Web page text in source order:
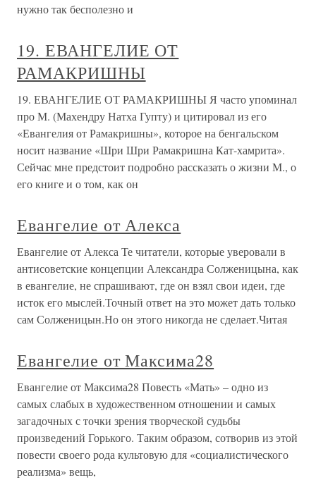
нужно так бесполезно и
19. ЕВАНГЕЛИЕ ОТ
РАМАКРИШНЫ
19. ЕВАНГЕЛИЕ ОТ РАМАКРИШНЫ Я часто упоминал
про М. (Махендру Натха Гупту) и цитировал из его
«Евангелия от Рамакришны», которое на бенгальском
носит название «Шри Шри Рамакришна Кат-хамрита».
Сейчас мне предстоит подробно рассказать о жизни М., о
его книге и о том, как он
Евангелие от Алекса
Евангелие от Алекса Те читатели, которые уверовали в
антисоветские концепции Александра Солженицына, как
в евангелие, не спрашивают, где он взял свои идеи, где
исток его мыслей.Точный ответ на это может дать только
сам Солженицын.Но он этого никогда не сделает.Читая
Евангелие от Максима28
Евангелие от Максима28 Повесть «Мать» – одно из
самых слабых в художественном отношении и самых
загадочных с точки зрения творческой судьбы
произведений Горького. Таким образом, сотворив из этой
повести своего рода культовую для «социалистического
реализма» вещь,